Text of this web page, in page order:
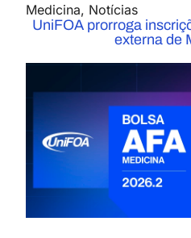
Medicina, Notícias
UniFOA prorroga
externa de